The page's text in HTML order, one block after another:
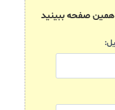
همین صفحه ببینید